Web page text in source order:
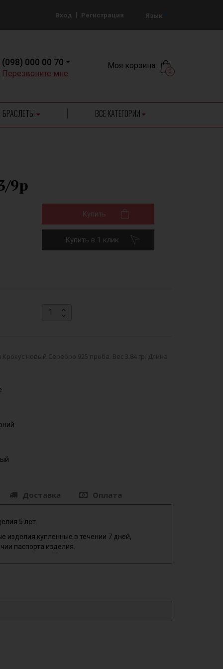
Вход Регистрация Язык
(098) 000 00 70
Перезвоните мне
Моя корзина:
0
БРАСЛЕТЫ ВСЕ КАТЕГОРИИ
9р
Купить
Купить в 1 клик
новый Серебро 925 проба. Вес 3.84 гр. Длина
Доставка Оплата
5 лет.
изделия купленные в течении 7 дней,
паспорта изделия.